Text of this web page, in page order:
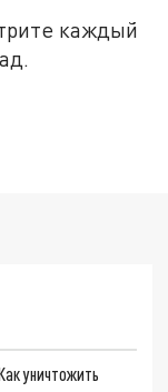
каждый
уничтожить